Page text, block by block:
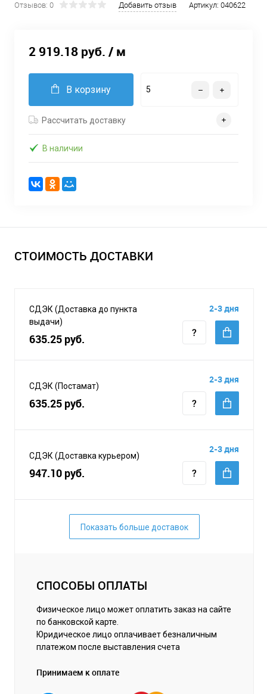
Отзывов: 0 Добавить отзыв Артикул: 040622
2 919.18 руб. / м
В корзину
Рассчитать доставку
В наличии
СТОИМОСТЬ ДОСТАВКИ
СДЭК (Доставка до пункта
выдачи)
635.25 руб.
2-3 дня
СДЭК (Постамат)
635.25 руб.
2-3 дня
СДЭК (Доставка курьером)
947.10 руб.
2-3 дня
Показать больше доставок
СПОСОБЫ ОПЛАТЫ
Физическое лицо может оплатить заказ на сайте
по банковской карте.
Юридическое лицо оплачивает безналичным
платежом после выставления счета
Принимаем к оплате